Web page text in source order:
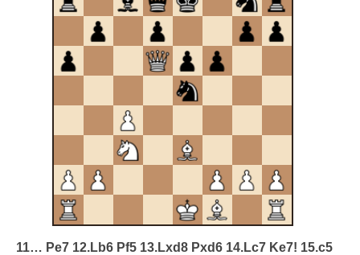
11… Pe7 12.Lb6 Pf5 13.Lxd8 Pxd6 14.Lc7 Ke7! 15.c5